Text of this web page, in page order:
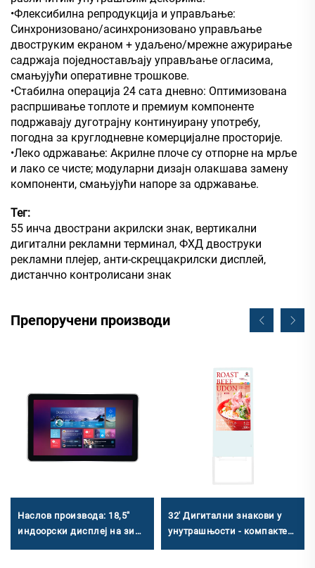
•Флексибилна репродукција и управљање:
Синхронизовано/асинхронизовано управљање
двоструким екраном + удаљено/мрежне ажурирање
садржаја поједностављају управљање огласима,
смањујући оперативне трошкове.
•Стабилна операција 24 сата дневно: Оптимизована
распршивање топлоте и премиум компоненте
подржавају дуготрајну континуирану употребу,
погодна за круглодневне комерцијалне просторије.
•Леко одржавање: Акрилне плоче су отпорне на мрље
и лако се чисте; модуларни дизајн олакшава замену
компоненти, смањујући напоре за одржавање.
Тег:
55 инча двострани акрилски знак, вертикални
дигитални рекламни терминал, ФХД двоструки
рекламни плејер, анти-скреццакрилски дисплей,
дистанчно контролисани знак
Препоручени производи
Наслов производа: 18,5"
индоорски дисплеј на зиду
32' Дигитални знакови у
унутрашњости - компактен